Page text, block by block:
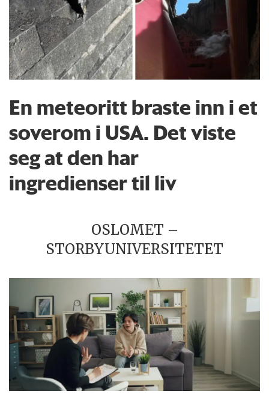
En meteoritt braste inn i et
soverom i USA. Det viste
seg at den har
ingredienser til liv
OSLOMET –
STORBYUNIVERSITETET